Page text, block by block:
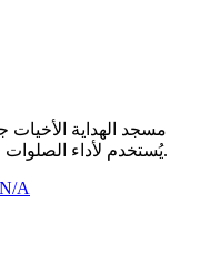
مسجد الهداية
يُستخدم لأداء الصلوات الخمس والجمعة، ويخدم الحي المجاور.
N/A